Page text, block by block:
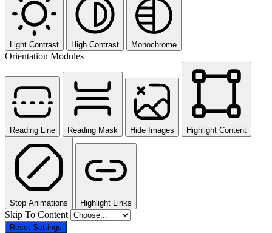
Light Contrast High Contrast Monochrome
Orientation Modules
Reading Line Reading Mask Hide Images Highlight Content
Stop Animations Highlight Links
Skip To Content
Reset Settings